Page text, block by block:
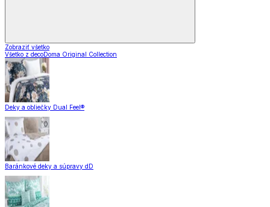
Zobraziť všetko
Všetko z decoDoma Original Collection
Deky a obliečky Dual Feel®
Baránkové deky a súpravy dD